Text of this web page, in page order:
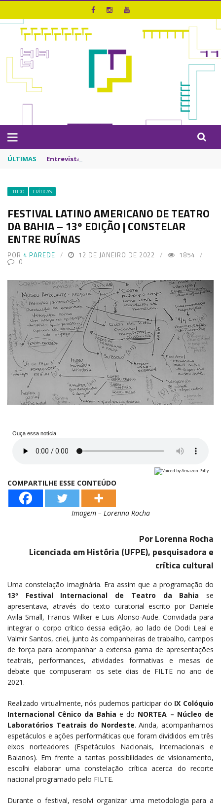
ÚLTIMAS Entrevista – Bando de Palhaços | Riso que Desarma
.TUDO CRÍTICAS
FESTIVAL LATINO AMERICANO DE TEATRO
DA BAHIA – 13º EDIÇÃO | CONSTELAR
ENTRE RUÍNAS
POR 4 PAREDE 12 DE JANEIRO DE 2022 1854
0
Ouça essa notícia
COMPARTILHE ESSE CONTEÚDO
Imagem – Lorenna Rocha
Por Lorenna Rocha
Licenciada em História (UFPE), pesquisadora e
crítica cultural
Uma constelação imaginária. Era assim que a programação do
13º Festival Internacional de Teatro da Bahia se
apresentava, através do texto curatorial escrito por Daniele
Avila Small, Francis Wilker e Luis Alonso-Aude. Convidada para
integrar o corpo crítico dessa edição, ao lado de Dodi Leal e
Valmir Santos, criei, junto às companheiras de trabalho, campos
de força para acompanhar a extensa gama de apresentações
teatrais, performances, atividades formativas e mesas de
debate que compuseram os sete dias de FILTE no ano de
2021.
Realizado virtualmente, nós pudemos participar do IX Colóquio
Internacional Cênico da Bahia e do NORTEA – Núcleo de
Laboratórios Teatrais do Nordeste. Ainda, acompanhamos
espetáculos e ações performáticas que foram divididos em três
eixos norteadores (Espetáculos Nacionais, Internacionais e
Baianos). Em frente a tantas possibilidades de visionamento,
escolhi elaborar uma constelação crítica acerca do recorte
nacional programado pelo FILTE.
Durante o festival, resolvi organizar uma metodologia para a